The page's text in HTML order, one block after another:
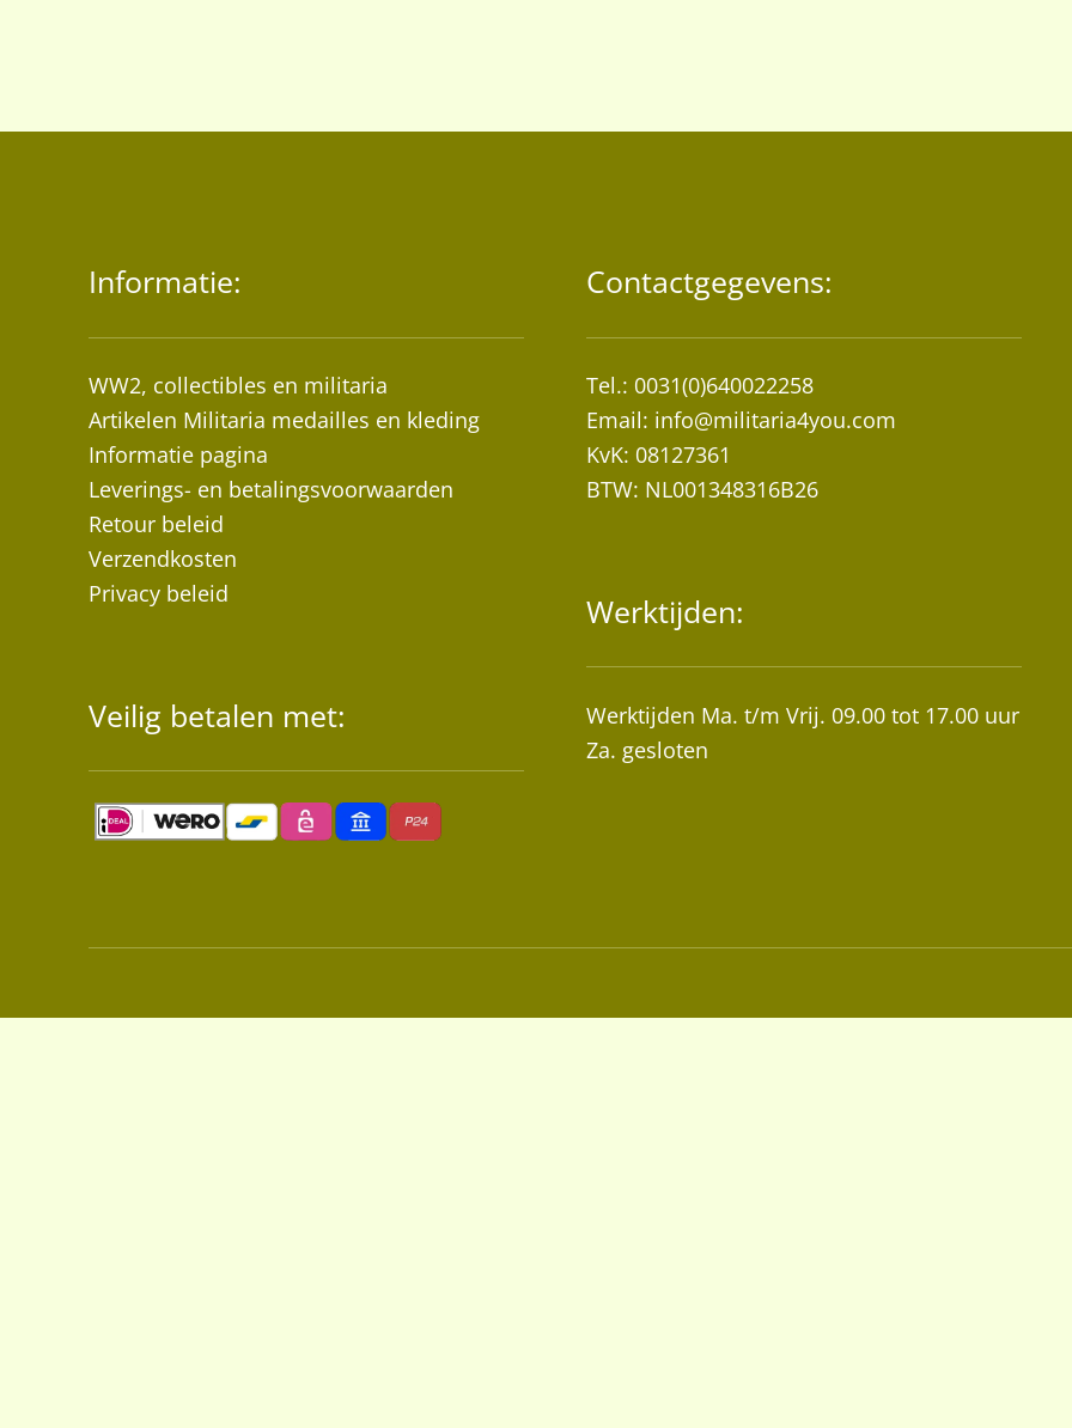
Informatie:
WW2, collectibles en militaria
Artikelen Militaria medailles en kleding
Informatie pagina
Leverings- en betalingsvoorwaarden
Retour beleid
Verzendkosten
Privacy beleid
Veilig betalen met:
Contactgegevens:
Tel.: 0031(0)640022258
Email: info@militaria4you.com
KvK: 08127361
BTW: NL001348316B26
Werktijden:
Werktijden Ma. t/m Vrij. 09.00 tot 17.00 uur
Za. gesloten